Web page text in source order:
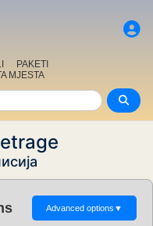
PAKETI
MJESTA
Advanced options ▼